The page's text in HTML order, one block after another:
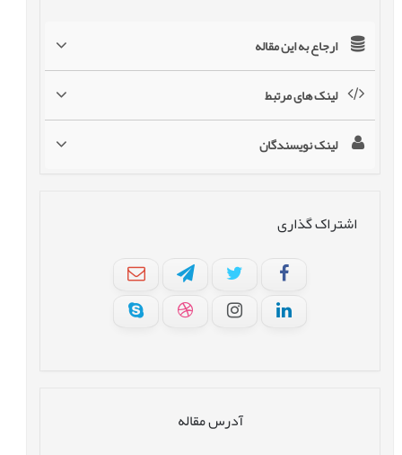
ارجاع به این مقاله
لینک های مرتبط
لینک نویسندگان
اشتراک گذاری
آدرس مقاله